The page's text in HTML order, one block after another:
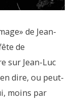
de Jean-
de
sur Jean-Luc
dire, ou peut-
moins par